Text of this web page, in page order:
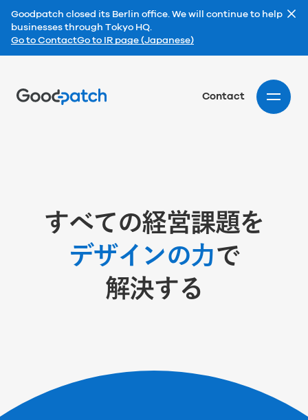
Goodpatch closed its Berlin office. We will continue to help
businesses through Tokyo HQ.
Go to ContactGo to IR page (Japanese)
Contact
すべての経営課題を
デザインの力で
解決する